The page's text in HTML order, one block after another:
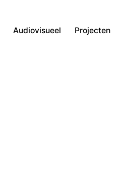
Audiovisueel Projecten